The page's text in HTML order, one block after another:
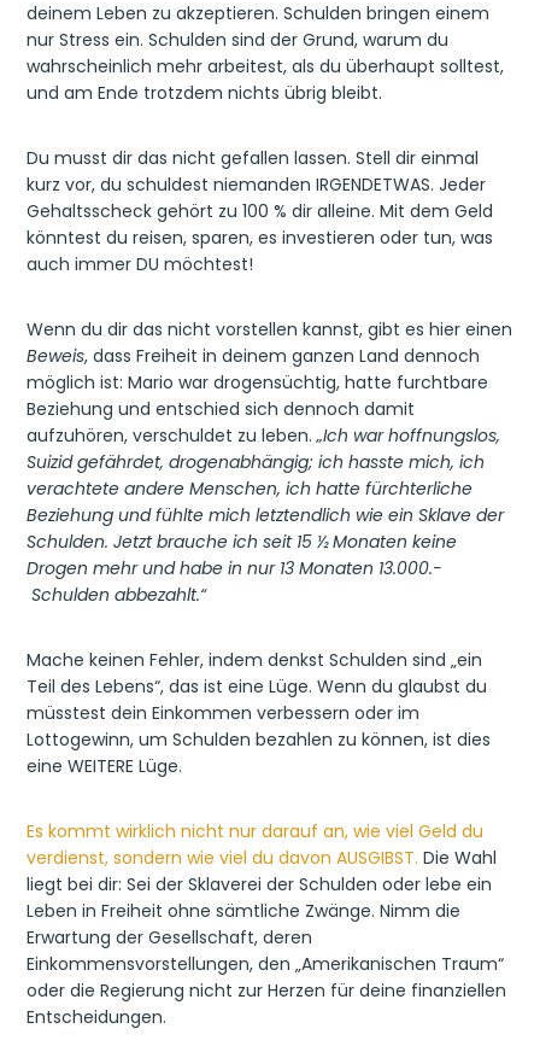
deinem Leben zu akzeptieren. Schulden bringen einem
nur Stress ein. Schulden sind der Grund, warum du
wahrscheinlich mehr arbeitest, als du überhaupt solltest,
und am Ende trotzdem nichts übrig bleibt.
Du musst dir das nicht gefallen lassen. Stell dir einmal
kurz vor, du schuldest niemanden IRGENDETWAS. Jeder
Gehaltsscheck gehört zu 100 % dir alleine. Mit dem Geld
könntest du reisen, sparen, es investieren oder tun, was
auch immer DU möchtest!
Wenn du dir das nicht vorstellen kannst, gibt es hier einen
Beweis, dass Freiheit in deinem ganzen Land dennoch
möglich ist: Mario war drogensüchtig, hatte furchtbare
Beziehung und entschied sich dennoch damit
aufzuhören, verschuldet zu leben. „Ich war hoffnungslos,
Suizid gefährdet, drogenabhängig; ich hasste mich, ich
verachtete andere Menschen, ich hatte fürchterliche
Beziehung und fühlte mich letztendlich wie ein Sklave der
Schulden. Jetzt brauche ich seit 15 ½ Monaten keine
Drogen mehr und habe in nur 13 Monaten 13.000.-
Schulden abbezahlt.“
Mache keinen Fehler, indem denkst Schulden sind „ein
Teil des Lebens“, das ist eine Lüge. Wenn du glaubst du
müsstest dein Einkommen verbessern oder im
Lottogewinn, um Schulden bezahlen zu können, ist dies
eine WEITERE Lüge.
Es kommt wirklich nicht nur darauf an, wie viel Geld du
verdienst, sondern wie viel du davon AUSGIBST. Die Wahl
liegt bei dir: Sei der Sklaverei der Schulden oder lebe ein
Leben in Freiheit ohne sämtliche Zwänge. Nimm die
Erwartung der Gesellschaft, deren
Einkommensvorstellungen, den „Amerikanischen Traum“
oder die Regierung nicht zur Herzen für deine finanziellen
Entscheidungen.